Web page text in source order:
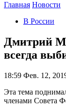
Главная Новости
В России
Дмитрий
всегда
18:59 Фев. 12,
Эта тема
членами Совета